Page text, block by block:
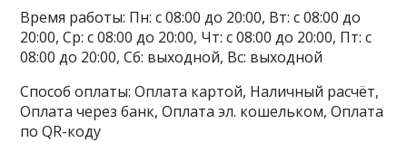
Время работы: Пн: с 08:00 до 20:00, Вт: с 08:00 до
20:00, Ср: с 08:00 до 20:00, Чт: с 08:00 до 20:00, Пт: с
08:00 до 20:00, Сб: выходной, Вс: выходной
Способ оплаты: Оплата картой, Наличный расчёт,
Оплата через банк, Оплата эл. кошельком, Оплата
по QR-коду